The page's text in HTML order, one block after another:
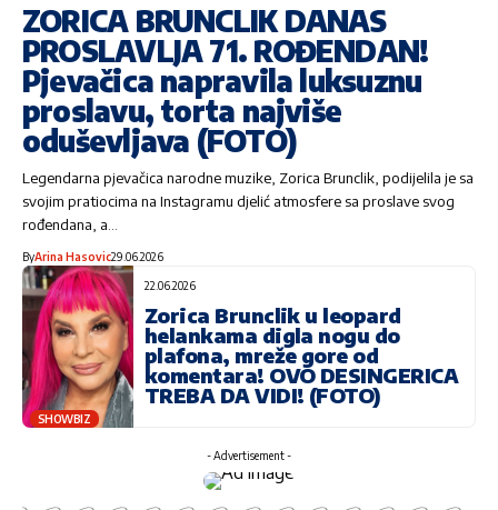
ZORICA BRUNCLIK DANAS
PROSLAVLJA 71. ROĐENDAN!
Pjevačica napravila luksuznu
proslavu, torta najviše
oduševljava (FOTO)
Legendarna pjevačica narodne muzike, Zorica Brunclik, podijelila je sa
svojim pratiocima na Instagramu djelić atmosfere sa proslave svog
rođendana, a…
ByArina Hasovic29.06.2026
22.06.2026
Zorica Brunclik u leopard
helankama digla nogu do
plafona, mreže gore od
komentara! OVO DESINGERICA
TREBA DA VIDI! (FOTO)
SHOWBIZ
- Advertisement -